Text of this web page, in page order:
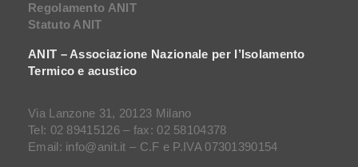
Regolamento ANIT
Statuto ANIT
ANIT – Associazione Nazionale per l’Isolamento
Termico e acustico
Via Lanzone 31, 20123 Milano
Tel: 02 89415126 – fax: 02 58104378
Email: info@anit.it – C.F e P.IVA 07301390154